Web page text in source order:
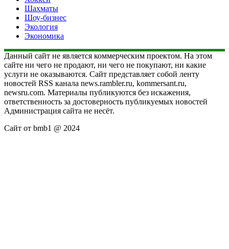
Шахматы
Шоу-бизнес
Экология
Экономика
Данный сайт не является коммерческим проектом. На этом
сайте ни чего не продают, ни чего не покупают, ни какие
услуги не оказываются. Сайт представляет собой ленту
новостей RSS канала news.rambler.ru, kommersant.ru,
newsru.com. Материалы публикуются без искажения,
ответственность за достоверность публикуемых новостей
Администрация сайта не несёт.
Сайт от bmb1 @ 2024